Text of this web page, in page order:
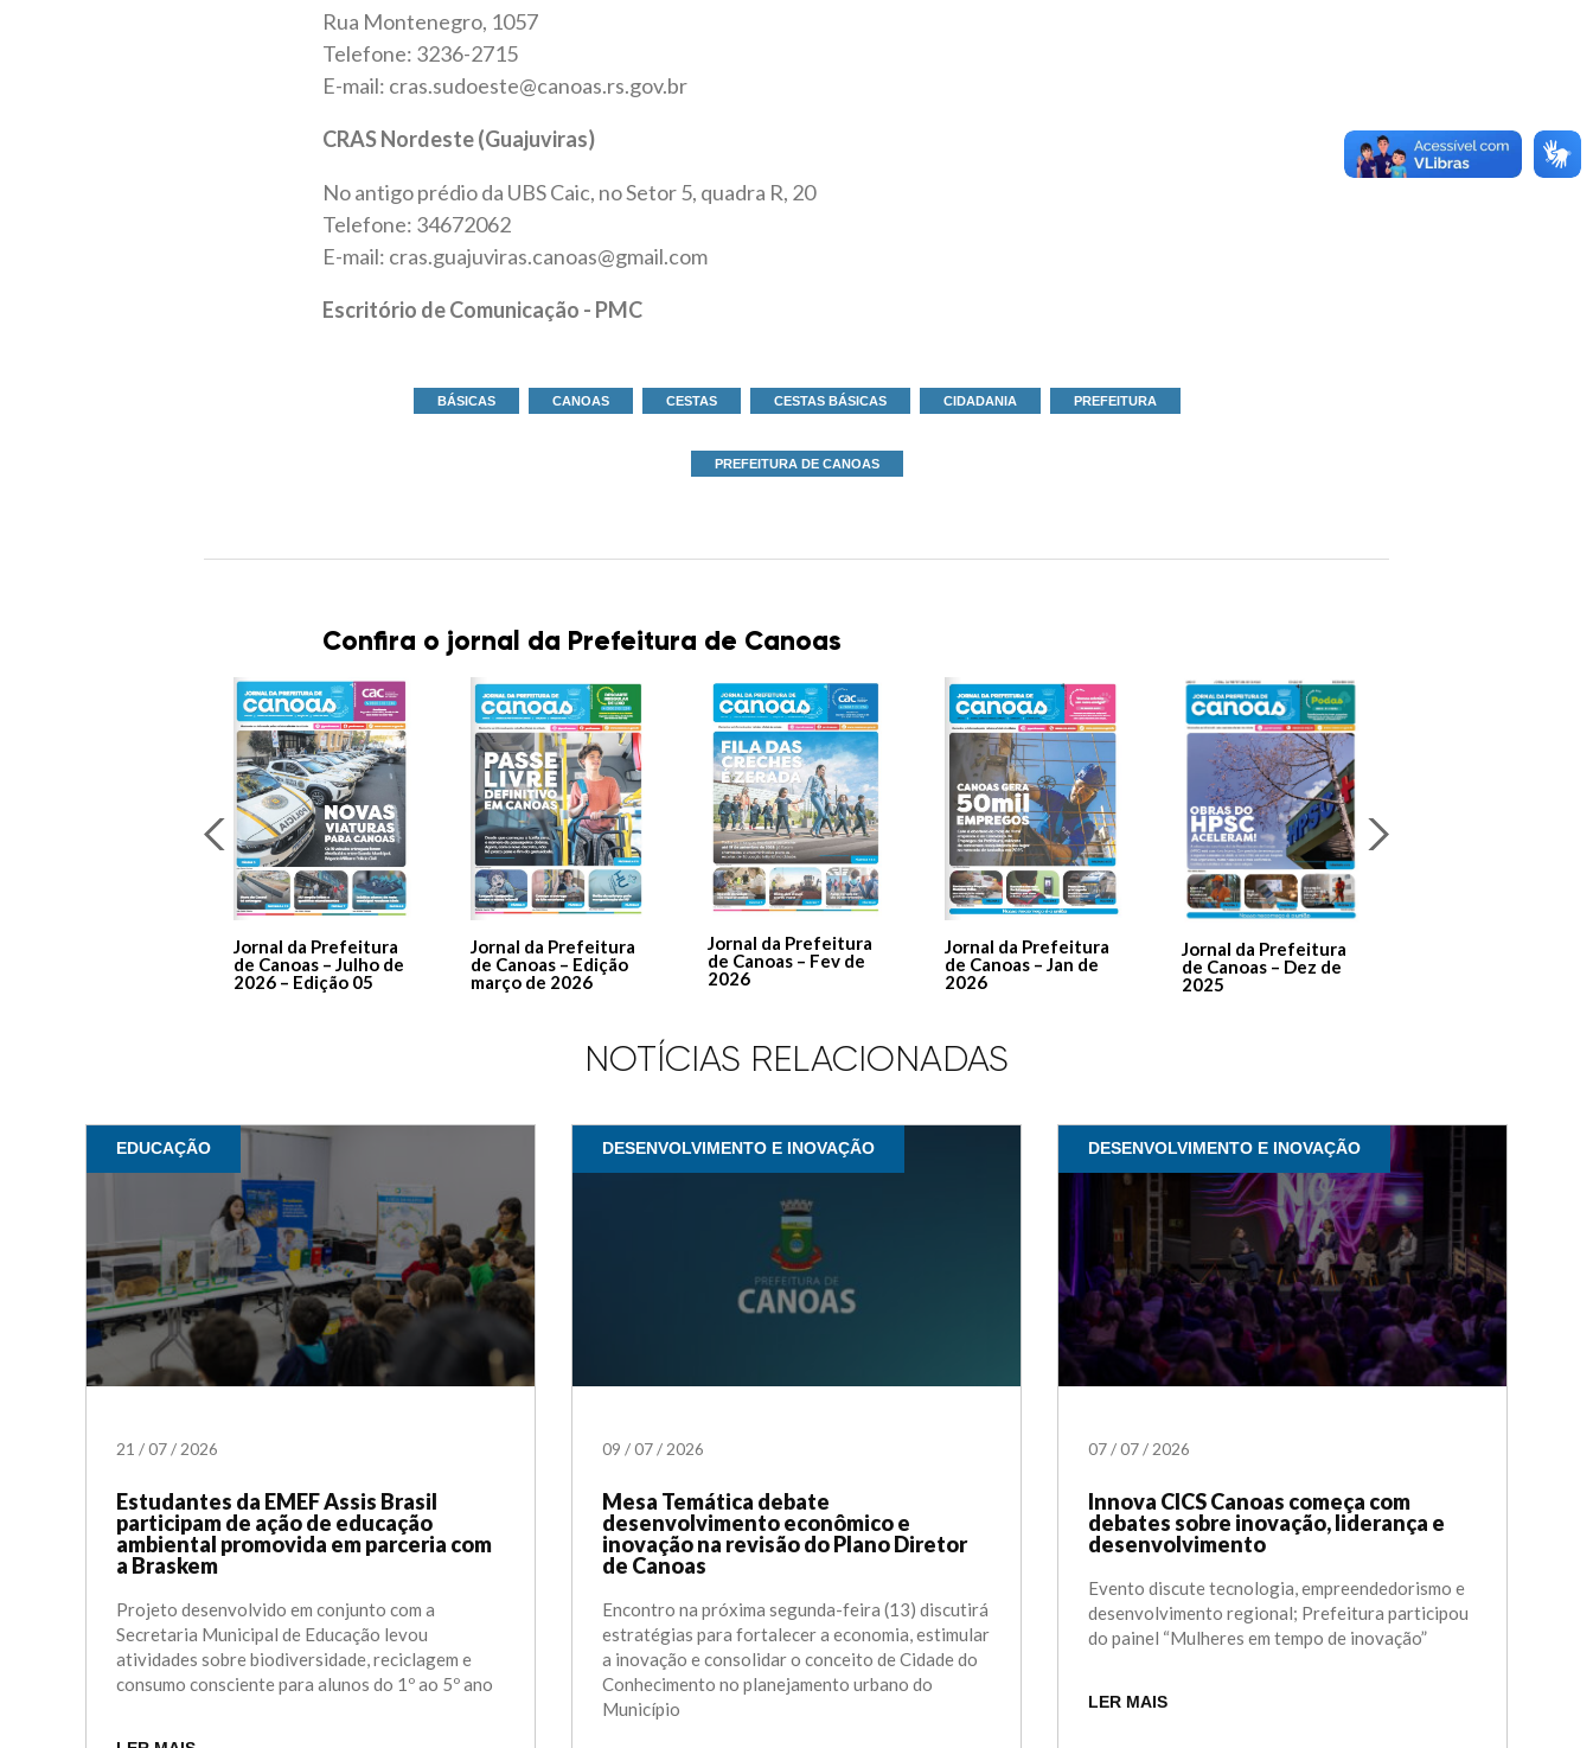
Rua Montenegro, 1057
Telefone: 3236-2715
E-mail: cras.sudoeste@canoas.rs.gov.br
CRAS Nordeste (Guajuviras)
No antigo prédio da UBS Caic, no Setor 5, quadra R, 20
Telefone: 34672062
E-mail: cras.guajuviras.canoas@gmail.com
Escritório de Comunicação - PMC
BÁSICAS CANOAS CESTAS CESTAS BÁSICAS CIDADANIA PREFEITURA
PREFEITURA DE CANOAS
Confira o jornal da Prefeitura de Canoas
Jornal da Prefeitura
de Canoas – Julho de
2026 – Edição 05
Jornal da Prefeitura
de Canoas – Edição
março de 2026
Jornal da Prefeitura
de Canoas – Fev de
2026
Jornal da Prefeitura
de Canoas – Jan de
2026
Jornal da Prefeitura
de Canoas – Dez de
2025
NOTÍCIAS RELACIONADAS
EDUCAÇÃO
21 /07/ 2026
Estudantes da EMEF Assis Brasil
participam de ação de educação
ambiental promovida em parceria com
a Braskem
Projeto desenvolvido em conjunto com a
Secretaria Municipal de Educação levou
atividades sobre biodiversidade, reciclagem e
consumo consciente para alunos do 1º ao 5º ano
DESENVOLVIMENTO E INOVAÇÃO
09 /07/ 2026
Mesa Temática debate
desenvolvimento econômico e
inovação na revisão do Plano Diretor
de Canoas
Encontro na próxima segunda-feira (13) discutirá
estratégias para fortalecer a economia, estimular
a inovação e consolidar o conceito de Cidade do
Conhecimento no planejamento urbano do
Município
DESENVOLVIMENTO E INOVAÇÃO
07/07/ 2026
Innova CICS Canoas começa com
debates sobre inovação, liderança e
desenvolvimento
Evento discute tecnologia, empreendedorismo e
desenvolvimento regional; Prefeitura participou
do painel “Mulheres em tempo de inovação”
LER MAIS